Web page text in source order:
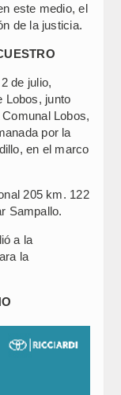
este medio, el
de la justicia.
de julio,
Lobos, junto
Lobos,
por la
en el marco
205 km. 122
Sampallo.
a la
la